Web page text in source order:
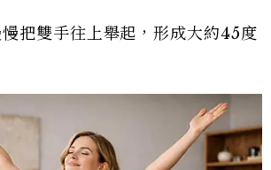
把雙手往上舉起，形成大約45度